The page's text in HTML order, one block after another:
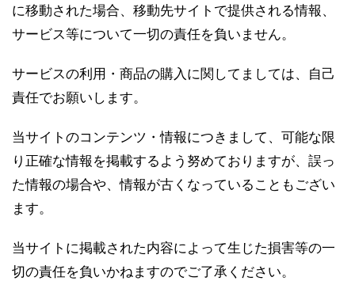
に移動された場合、移動先サイトで提供される情報、
サービス等について一切の責任を負いません。
サービスの利用・商品の購入に関してましては、自己
責任でお願いします。
当サイトのコンテンツ・情報につきまして、可能な限
り正確な情報を掲載するよう努めておりますが、誤っ
た情報の場合や、情報が古くなっていることもござい
ます。
当サイトに掲載された内容によって生じた損害等の一
切の責任を負いかねますのでご了承ください。